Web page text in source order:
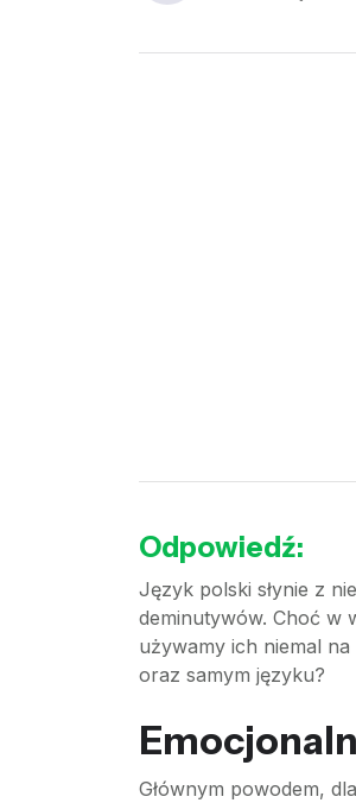
Odpowiedź:
Język polski słynie z
deminutywów. Choć w
używamy ich niemal
oraz samym języku?
Głównym powodem,